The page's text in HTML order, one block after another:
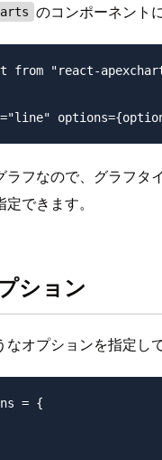
のコンポーネント
from "react-
ラフなので、グラフタ
できます。
ション
オプションを指定し
= {